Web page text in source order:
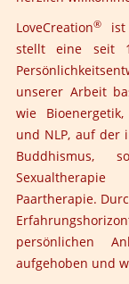
LoveCreation®
ist
stellt eine seit
unserer Arbeit
wie
und NLP, auf der
Buddhismus,
Paartherapie.
persönlichen
aufgehoben und